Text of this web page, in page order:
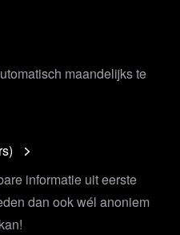
maandelijks te
informatie uit eerste
dan ook wél anoniem